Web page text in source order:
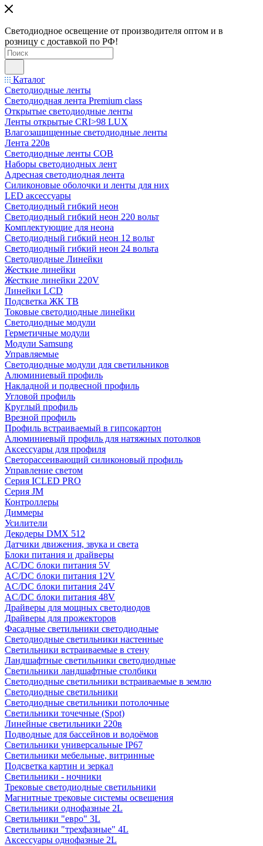
Светодиодное освещение от производителя оптом и в
розницу с доставкой по РФ!
Каталог
Светодиодные ленты
Светодиодная лента Premium class
Открытые светодиодные ленты
Ленты открытые CRI>98 LUX
Влагозащищенные светодиодные ленты
Лента 220в
Светодиодные ленты COB
Наборы светодиодных лент
Адресная светодиодная лента
Силиконовые оболочки и ленты для них
LED аксессуары
Светодиодный гибкий неон
Светодиодный гибкий неон 220 вольт
Комплектующие для неона
Светодиодный гибкий неон 12 вольт
Светодиодный гибкий неон 24 вольта
Светодиодные Линейки
Жесткие линейки
Жесткие линейки 220V
Линейки LCD
Подсветка ЖК ТВ
Токовые светодиодные линейки
Светодиодные модули
Герметичные модули
Модули Samsung
Управляемые
Светодиодные модули для светильников
Алюминиевый профиль
Накладной и подвесной профиль
Угловой профиль
Круглый профиль
Врезной профиль
Профиль встраиваемый в гипсокартон
Алюминиевый профиль для натяжных потолков
Аксессуары для профиля
Светорассеивающий силиконовый профиль
Управление светом
Серия ICLED PRO
Серия JM
Контроллеры
Диммеры
Усилители
Декодеры DMX 512
Датчики движения, звука и света
Блоки питания и драйверы
AC/DC блоки питания 5V
AC/DC блоки питания 12V
AC/DC блоки питания 24V
AC/DC блоки питания 48V
Драйверы для мощных светодиодов
Драйверы для прожекторов
Фасадные светильники светодиодные
Светодиодные светильники настенные
Светильники встраиваемые в стену
Ландшафтные светильники светодиодные
Светильники ландшафтные столбики
Светодиодные светильники встраиваемые в землю
Светодиодные светильники
Светодиодные светильники потолочные
Светильники точечные (Spot)
Линейные светильники 220в
Подводные для бассейнов и водоёмов
Светильники универсальные IP67
Светильники мебельные, витринные
Подсветка картин и зеркал
Светильники - ночники
Трековые светодиодные светильники
Магнитные трековые системы освещения
Светильники однофазные 2L
Светильники "евро" 3L
Светильники "трехфазные" 4L
Аксессуары однофазные 2L